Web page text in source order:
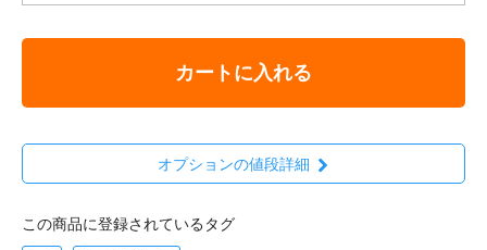
カートに入れる
オプションの値段詳細
この商品に登録されているタグ